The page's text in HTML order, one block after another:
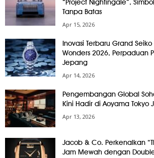
“Project Nightingale”,
Tanpa Batas
Apr 15, 2026
Inovasi Terbaru Grand
Wonders 2026, Perpaduan
Jepang
Apr 14, 2026
Pengembangan Global
Kini Hadir di Aoyama Tokyo
Apr 13, 2026
Jacob & Co. Perkenalkan
Jam Mewah dengan